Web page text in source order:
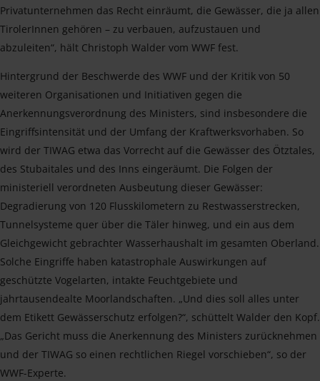
Privatunternehmen das Recht einräumt, die Gewässer, die ja allen
TirolerInnen gehören – zu verbauen, aufzustauen und
abzuleiten“, hält Christoph Walder vom WWF fest.
Hintergrund der Beschwerde des WWF und der Kritik von 50
weiteren Organisationen und Initiativen gegen die
Anerkennungsverordnung des Ministers, sind insbesondere die
Eingriffsintensität und der Umfang der Kraftwerksvorhaben. So
wird der TIWAG etwa das Vorrecht auf die Gewässer des Ötztales,
des Stubaitales und des Inns eingeräumt. Die Folgen der
ministeriell verordneten Ausbeutung dieser Gewässer:
Degradierung von 120 Flusskilometern zu Restwasserstrecken,
Tunnelsysteme quer über die Täler hinweg, und ein aus dem
Gleichgewicht gebrachter Wasserhaushalt im gesamten Oberland.
Solche Eingriffe haben katastrophale Auswirkungen auf
geschützte Vogelarten, intakte Feuchtgebiete und
jahrtausendealte Moorlandschaften. „Und dies soll alles unter
dem Etikett Gewässerschutz erfolgen?“, schüttelt Walder den Kopf.
„Das Gericht muss die Anerkennung des Ministers zurücknehmen
und der TIWAG so einen rechtlichen Riegel vorschieben“, so der
WWF-Experte.